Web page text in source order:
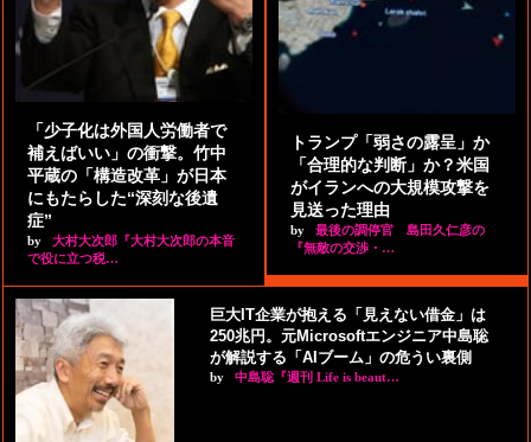
「少子化は外国人労働者で
補えばいい」の衝撃。竹中
平蔵の「構造改革」が日本
にもたらした“深刻な後遺
症”
by
大村大次郎『大村大次郎の本音
で役に立つ税…
トランプ「弱さの露呈」か
「合理的な判断」か？米国
がイランへの大規模攻撃を
見送った理由
by
最後の調停官 島田久仁彦の
『無敵の交渉・…
巨大IT企業が抱える「見えない借金」は
250兆円。元Microsoftエンジニア中島聡
が解説する「AIブーム」の危うい裏側
by 中島聡『週刊 Life is beaut…